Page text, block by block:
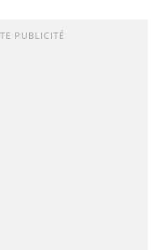
PUBLICITÉ